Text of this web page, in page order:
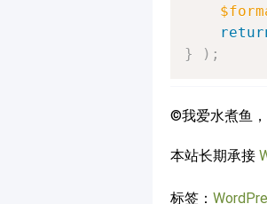
}
) ;
©我爱水煮鱼
本站长期承接
标签：